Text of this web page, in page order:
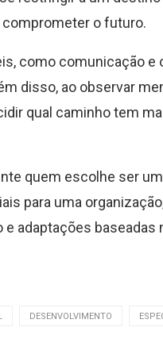
o futuro.
como comunicação e
disso, ao observar
qual caminho tem
quem escolhe ser
para uma
adaptações
DESENVOLVIMENTO